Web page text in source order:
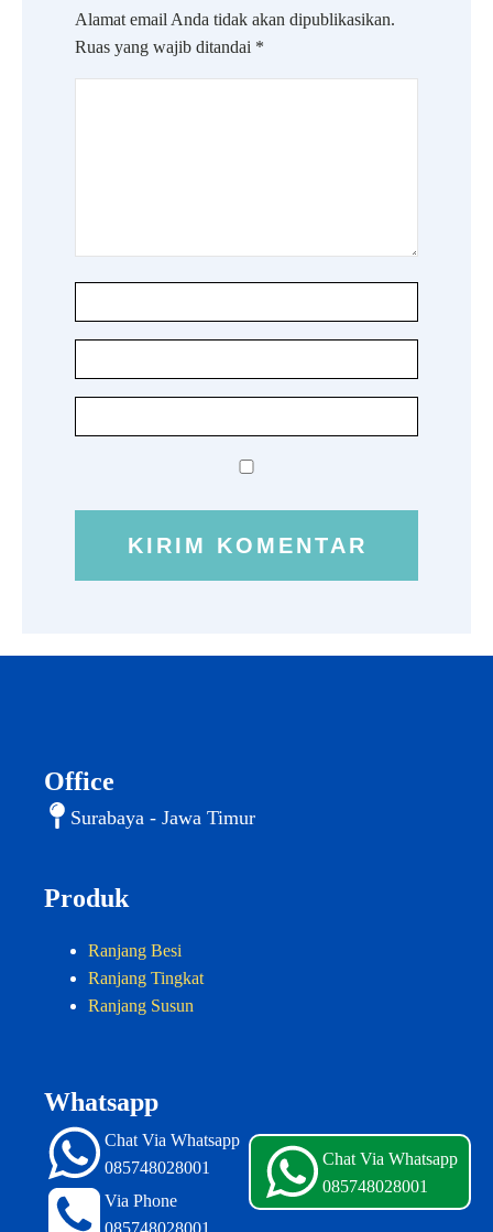
Alamat email Anda tidak akan dipublikasikan.
Ruas yang wajib ditandai *
Office
Surabaya - Jawa Timur
Produk
Ranjang Besi
Ranjang Tingkat
Ranjang Susun
Whatsapp
Chat Via Whatsapp
085748028001
Chat Via Whatsapp
085748028001
Via Phone
085748028001